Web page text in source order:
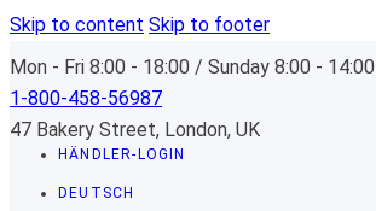
Skip to content Skip to footer
Mon - Fri 8:00 - 18:00 / Sunday 8:00 - 14:00
1-800-458-56987
47 Bakery Street, London, UK
HÄNDLER-LOGIN
DEUTSCH